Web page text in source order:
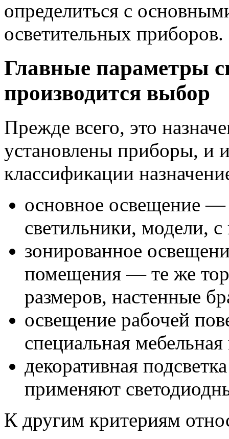
определиться с
осветительных приборов.
Главные параметры
производится выбор
Прежде всего, это
установлены приборы, и
классификации
основное освещение
светильники, модели,
зонированное
помещения — те же
размеров, настенные
освещение рабочей
специальная мебельная
декоративная
применяют
К другим критериям